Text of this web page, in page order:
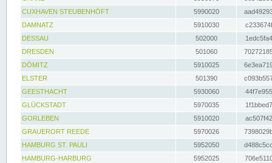
CUXHAVEN STEUBENHÖFT
5990020
DAMNATZ
5910030
DESSAU
502000
DRESDEN
501060
DÖMITZ
5910025
ELSTER
501390
GEESTHACHT
5930060
GLÜCKSTADT
5970035
GORLEBEN
5910020
GRAUERORT REEDE
5970026
HAMBURG ST. PAULI
5952050
HAMBURG-HARBURG
5952025